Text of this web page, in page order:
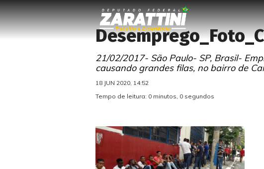
21/02/2017- São Paulo- SP, Brasil-
causando grandes filas, no bairro de
18 JUN 2020, 14:52
Tempo de leitura: 0 minutos, 0 segundos